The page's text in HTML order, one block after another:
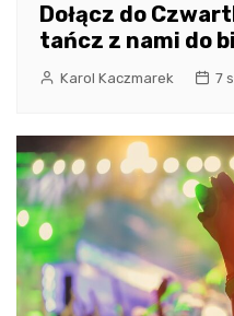
Dołącz do
tańcz z nami do
Karol Kaczmarek 7